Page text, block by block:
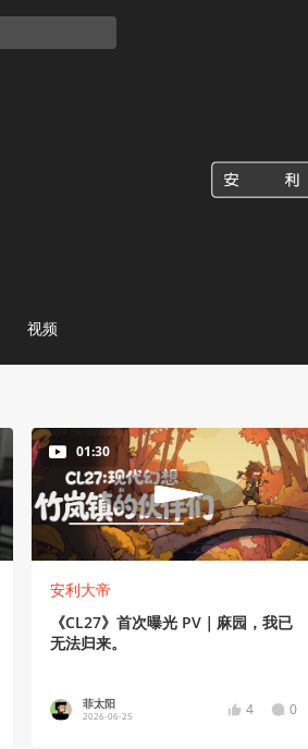
视频
01:30
安利大帝
《CL27》首次曝光 PV｜麻园，我已
无法归来。
菲太阳
2026-06-25 4 0